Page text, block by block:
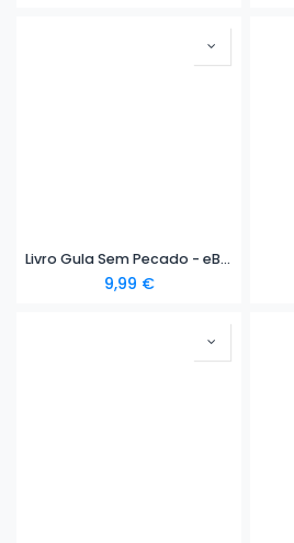
Livro Gula Sem Pecado - eBook
9,99 €